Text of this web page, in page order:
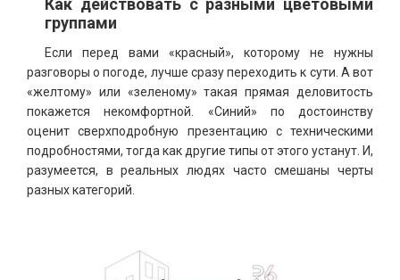
группами
Если перед вами «красный», которому не нужны
разговоры о погоде, лучше сразу переходить к сути. А вот
«желтому» или «зеленому» такая прямая деловитость
покажется некомфортной. «Синий» по достоинству
оценит сверхподробную презентацию с техническими
подробностями, тогда как другие типы от этого устанут. И,
разумеется, в реальных людях часто смешаны черты
разных категорий.